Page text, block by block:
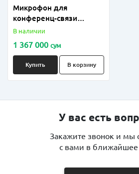
Микрофон для
конференц-связи
"Sennheiser" MEG-938
В наличии
1 367 000 сум
Купить В корзину
У вас есть
Закажите звонок и мы
с вами в